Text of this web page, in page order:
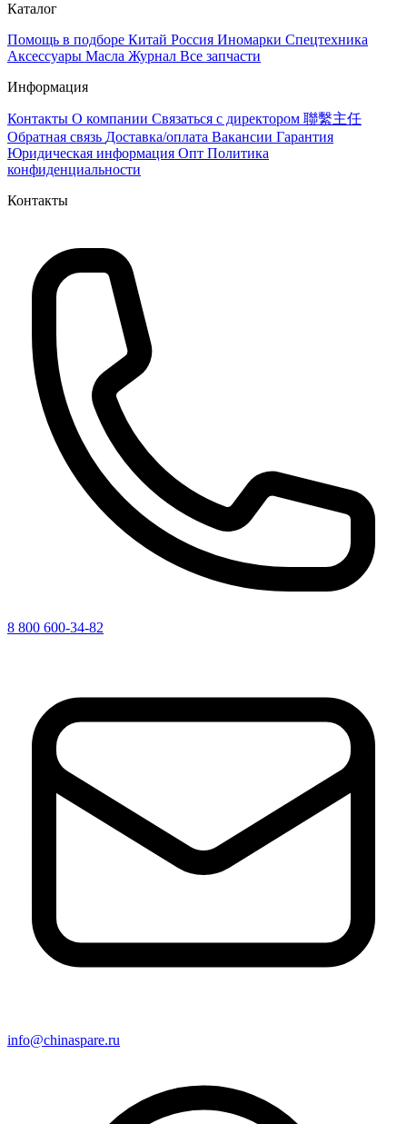
Каталог
Помощь в подборе Китай Россия Иномарки Спецтехника
Аксессуары Масла Журнал Все запчасти
Информация
Контакты О компании Связаться с директором 聯繫主任
Обратная связь Доставка/оплата Вакансии Гарантия
Юридическая информация Опт Политика
конфиденциальности
Контакты
8 800 600-34-82
info@chinaspare.ru